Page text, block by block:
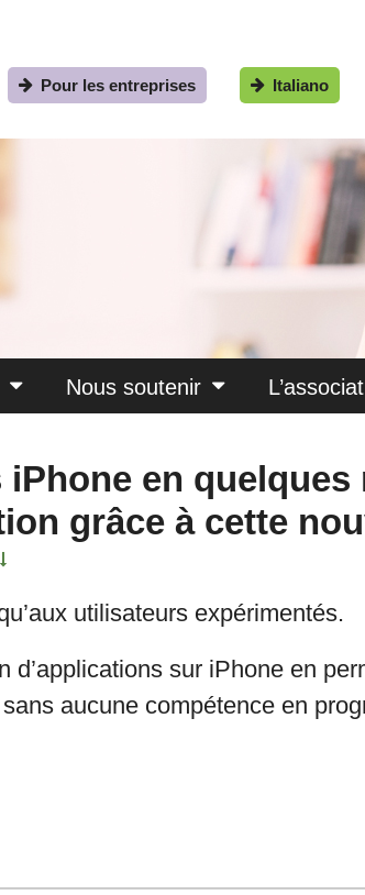
Italiano
Pour les entreprises
Nous soutenir
en
grâce à cette
utilisateurs expérimentés.
sur iPhone en
aucune compétence en